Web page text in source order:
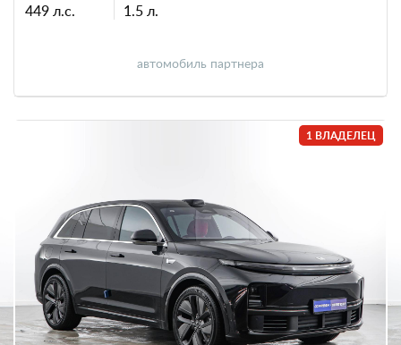
449 л.с. 1.5 л.
автомобиль партнера
1 ВЛАДЕЛЕЦ